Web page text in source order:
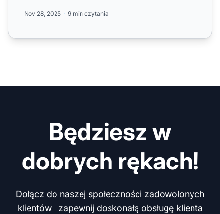
Nov 28, 2025 9 min czytania
Będziesz w
dobrych rękach!
Dołącz do naszej społeczności zadowolonych
klientów i zapewnij doskonałą obsługę klienta